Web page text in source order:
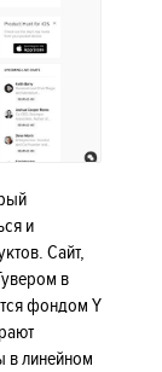
и
Сайт,
в
фондом Y
в линейном